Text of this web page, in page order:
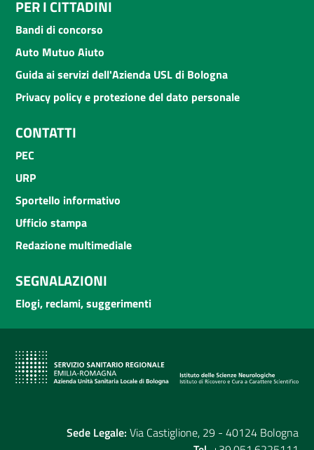
PER I CITTADINI
Bandi di concorso
Auto Mutuo Aiuto
Guida ai servizi dell'Azienda USL di Bologna
Privacy policy e protezione del dato personale
CONTATTI
PEC
URP
Sportello informativo
Ufficio stampa
Redazione multimediale
SEGNALAZIONI
Elogi, reclami, suggerimenti
Sede Legale: Via Castiglione, 29 - 40124 Bologna